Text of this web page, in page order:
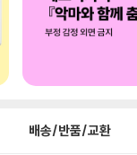
배송/반품/교환